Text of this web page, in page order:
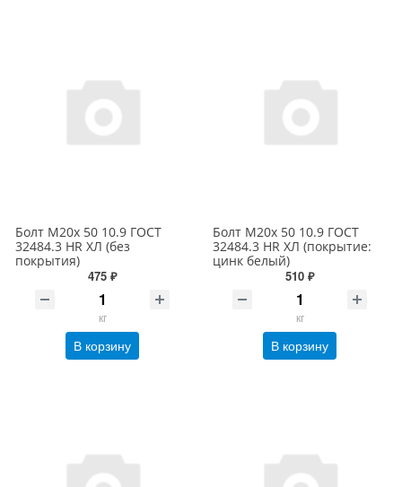
Болт М20х 50 10.9 ГОСТ
32484.3 HR ХЛ (без
покрытия)
475 ₽
кг
В корзину
Болт М20х 50 10.9 ГОСТ
32484.3 HR ХЛ (покрытие:
цинк белый)
510 ₽
кг
В корзину